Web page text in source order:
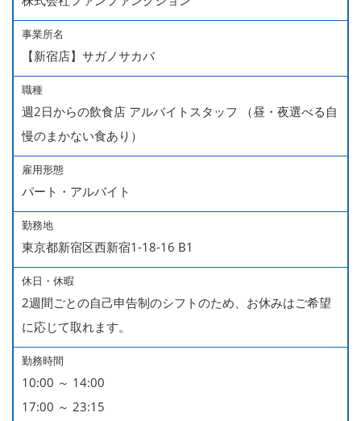
事業所名
【新宿店】サガノサカバ
職種
週2日からの飲食店 アルバイトスタッフ （昼・夜選べる自
慢のまかない食あり）
雇用形態
パート・アルバイト
勤務地
東京都新宿区西新宿1-18-16 B1
休日・休暇
2週間ごとの自己申告制のシフトのため、お休みはご希望
に応じて取れます。
勤務時間
10:00 ～ 14:00
17:00 ～ 23:15